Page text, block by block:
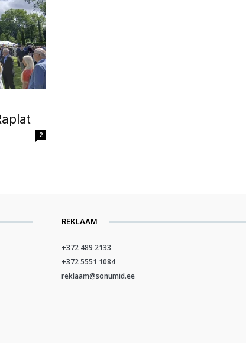
2
REKLAAM
+372 489 2133
+372 5551 1084
reklaam@sonumid.ee